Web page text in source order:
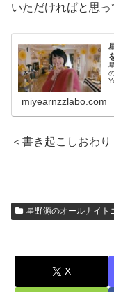
いただければと思っ
miyearnzzlabo.com
＜書き起こしおわり
星野源のオールナイト
X